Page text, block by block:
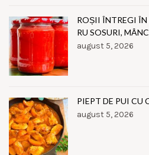
ROȘII ÎNTREGI ÎN
RU SOSURI,
august 5, 2026
PIEPT DE PUI CU
august 5, 2026